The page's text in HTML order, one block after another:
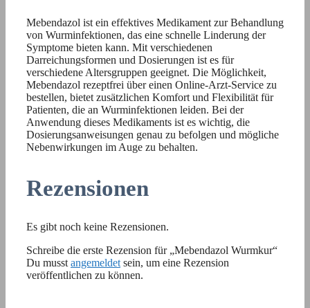
Mebendazol ist ein effektives Medikament zur Behandlung
von Wurminfektionen, das eine schnelle Linderung der
Symptome bieten kann. Mit verschiedenen
Darreichungsformen und Dosierungen ist es für
verschiedene Altersgruppen geeignet. Die Möglichkeit,
Mebendazol rezeptfrei über einen Online-Arzt-Service zu
bestellen, bietet zusätzlichen Komfort und Flexibilität für
Patienten, die an Wurminfektionen leiden. Bei der
Anwendung dieses Medikaments ist es wichtig, die
Dosierungsanweisungen genau zu befolgen und mögliche
Nebenwirkungen im Auge zu behalten.
Rezensionen
Es gibt noch keine Rezensionen.
Schreibe die erste Rezension für „Mebendazol Wurmkur“
Du musst angemeldet sein, um eine Rezension
veröffentlichen zu können.